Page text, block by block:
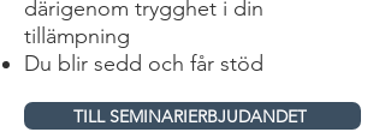
därigenom trygghet i din
tillämpning
Du blir sedd och får stöd
TILL SEMINARIERBJUDANDET